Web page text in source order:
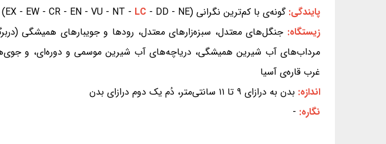
پایندگی:گونه‌ی با کم‌ترین نگرانی (EX - EW - CR - EN - VU - NT - LC - DD - NE) (بر پایه‌ی سیاهه‌ی سرخ IUCN)
زیستگاه: جنگل‌های معتدل، سبزه‌زارهای معتدل، رودها و جویبارهای همیشگی
مرداب‌های آب شیرین همیشگی، دریاچه‌های آب شیرین موسمی و دوره‌ای، و
غرب قاره‌ی آسیا
اندازه: بدن به درازای ۹ تا ۱۱ سانتی‌متر، دُم یک دوم درازای بدن
نگاره: -